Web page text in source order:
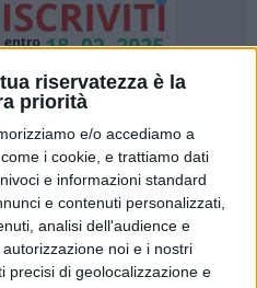
riservatezza è la
priorità
e/o accediamo a
i cookie, e trattiamo dati
e informazioni standard
e contenuti personalizzati,
analisi dell'audience e
noi e i nostri
precisi di geolocalizzazione e